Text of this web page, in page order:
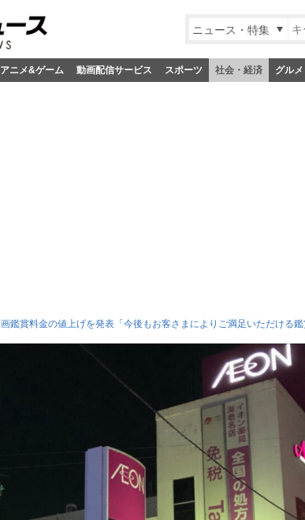
ニュース・特集
アニメ&ゲーム 動画配信サービス スポーツ 社会・経済 グルメ
鑑賞料金の値上げを発表「今後もお客さまによりご満足いただける鑑